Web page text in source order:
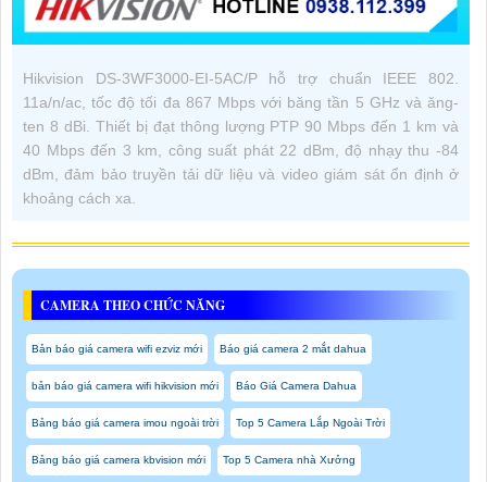
Hikvision DS-3WF3000-EI-5AC/P hỗ trợ chuẩn IEEE 802.
11a/n/ac, tốc độ tối đa 867 Mbps với băng tần 5 GHz và ăng-
ten 8 dBi. Thiết bị đạt thông lượng PTP 90 Mbps đến 1 km và
40 Mbps đến 3 km, công suất phát 22 dBm, độ nhạy thu -84
dBm, đảm bảo truyền tải dữ liệu và video giám sát ổn định ở
khoảng cách xa.
CAMERA THEO CHỨC NĂNG
Bản báo giá camera wifi ezviz mới Báo giá camera 2 mắt dahua
bản báo giá camera wifi hikvision mới Báo Giá Camera Dahua
Bảng báo giá camera imou ngoài trời Top 5 Camera Lắp Ngoài Trời
Bảng báo giá camera kbvision mới Top 5 Camera nhà Xưởng